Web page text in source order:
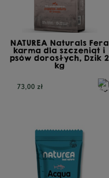
NATUREA Naturals Fera
karma dla szczeniąt i
psów dorosłych, Dzik 2
kg
73,00 zł